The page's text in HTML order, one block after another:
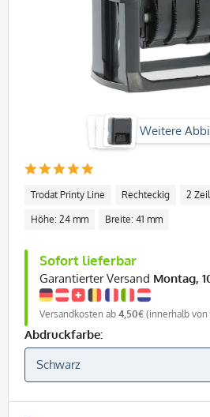
Weitere
Trodat Printy Line Rechteckig 2
Höhe: 24 mm Breite: 41 mm
Sofort lieferbar
Garantierter Versand Montag,
Versandkosten ab 4,50€ (innerhalb
Abdruckfarbe: